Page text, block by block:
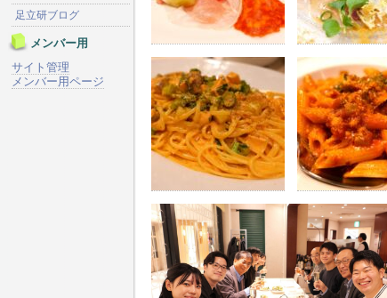
足立研ブログ
メンバー用
サイト管理
メンバー用ページ